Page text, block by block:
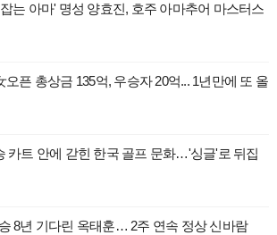
는 아마' 명성 양효진, 호주 아마추어 마스터스
오픈 총상금 135억, 우승자 20억... 1년만에 또 올
카트 안에 갇힌 한국 골프 문화…'싱글'로 뒤집
8년 기다린 옥태훈… 2주 연속 정상 신바람